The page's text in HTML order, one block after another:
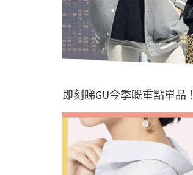
即刻睇GU今季嘅重點單品！